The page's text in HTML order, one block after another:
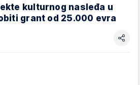
kulturnog nasleđa u
grant od 25.000 evra